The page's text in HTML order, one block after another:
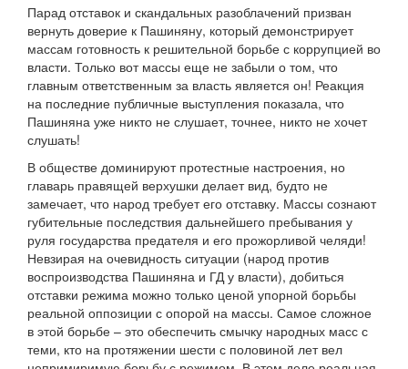
Парад отставок и скандальных разоблачений призван
вернуть доверие к Пашиняну, который демонстрирует
массам готовность к решительной борьбе с коррупцией во
власти. Только вот массы еще не забыли о том, что
главным ответственным за власть является он! Реакция
на последние публичные выступления показала, что
Пашиняна уже никто не слушает, точнее, никто не хочет
слушать!
В обществе доминируют протестные настроения, но
главарь правящей верхушки делает вид, будто не
замечает, что народ требует его отставку. Массы сознают
губительные последствия дальнейшего пребывания у
руля государства предателя и его прожорливой челяди!
Невзирая на очевидность ситуации (народ против
воспроизводства Пашиняна и ГД у власти), добиться
отставки режима можно только ценой упорной борьбы
реальной оппозиции с опорой на массы. Самое сложное
в этой борьбе – это обеспечить смычку народных масс с
теми, кто на протяжении шести с половиной лет вел